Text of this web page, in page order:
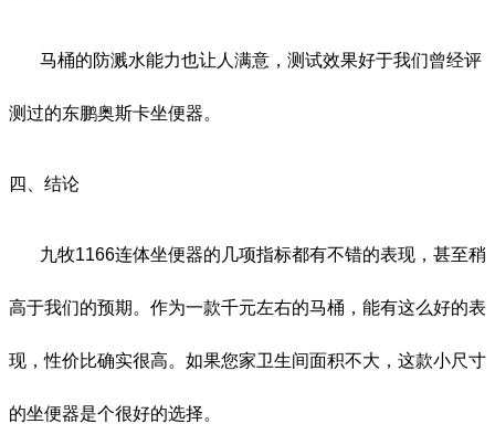
马桶的防溅水能力也让人满意，测试效果好于我们曾经评
测过的东鹏奥斯卡坐便器。
四、结论
九牧1166连体坐便器的几项指标都有不错的表现，甚至稍
高于我们的预期。作为一款千元左右的马桶，能有这么好的表
现，性价比确实很高。如果您家卫生间面积不大，这款小尺寸
的坐便器是个很好的选择。